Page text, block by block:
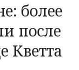
более
после
Кветта